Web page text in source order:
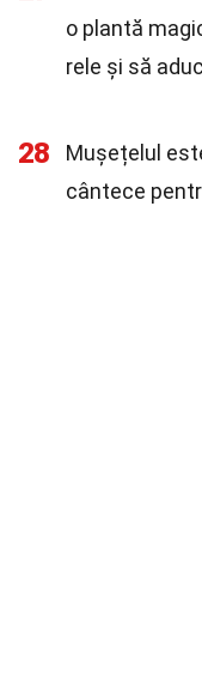
o plantă
rele și să
28
Mușețelul
cântece